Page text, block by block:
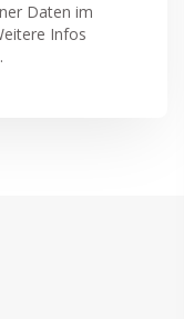
Daten im
Infos
.